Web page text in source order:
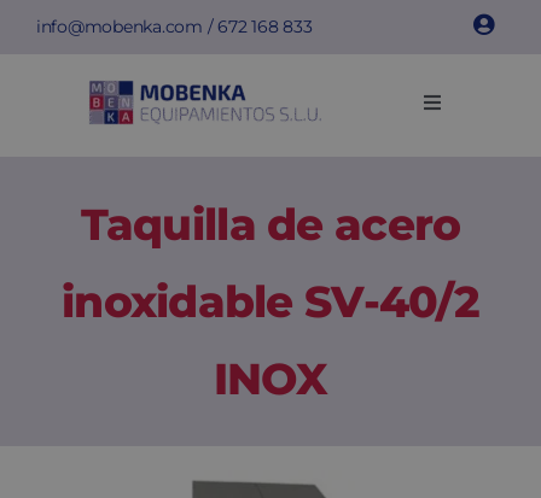
Saltar
contenido
info@mobenka.com /672 168 833
Toggle
Bancos
Instalaciones
Taquilla de acero
inoxidable SV-40/2
INOX